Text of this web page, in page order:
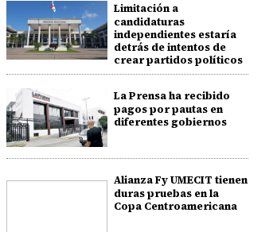
Limitación a
candidaturas
independientes estaría
detrás de intentos de
crear partidos políticos
La Prensa ha recibido
pagos por pautas en
diferentes gobiernos
Alianza Fy UMECIT tienen
duras pruebas en la
Copa Centroamericana